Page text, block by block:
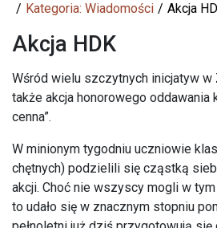
Kategoria: Wiadomości
Akcja
Akcja HDK
Wśród wielu szczytnych inicjatyw w
także akcja honorowego oddawania
cenna”.
W minionym tygodniu uczniowie
chętnych) podzielili się cząstką
akcji. Choć nie wszyscy mogli w
to udało się w znacznym stopniu